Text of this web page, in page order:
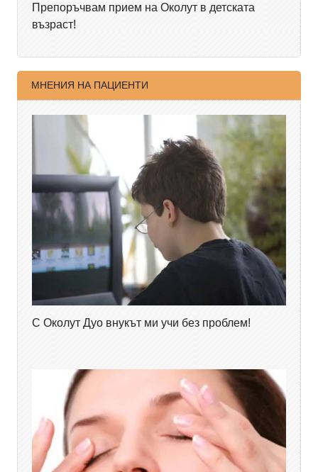
Препоръчвам прием на Околут в детската
възраст!
МНЕНИЯ НА ПАЦИЕНТИ
С Околут Дуо внукът ми учи без проблем!